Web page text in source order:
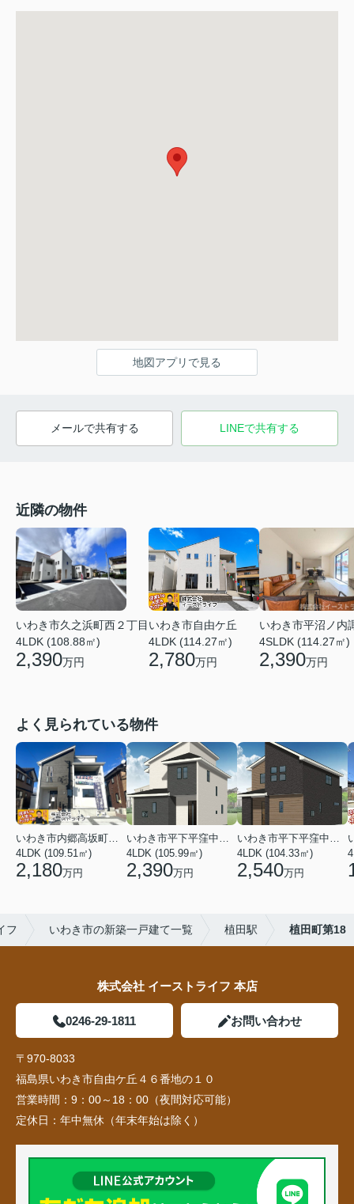
地図アプリで見る
メールで共有する LINEで共有する
近隣の物件
いわき市久之浜町西２丁目
4LDK (108.88㎡)
2,390万円
いわき市自由ケ丘
4LDK (114.27㎡)
2,780万円
いわき市平沼ノ内
4SLDK (114.27㎡)
2,390万円
よく見られている物件
いわき市内郷高坂町２丁目
4LDK (109.51㎡)
2,180万円
いわき市平下平窪中島町
4LDK (105.99㎡)
2,390万円
いわき市平下平窪中島町
4LDK (104.33㎡)
2,540万円
フ いわき市の新築一戸建て一覧 植田駅 植田町第18
株式会社 イーストライフ 本店
0246-29-1811 お問い合わせ
〒970-8033
福島県いわき市自由ケ丘４６番地の１０
営業時間： 9：00～18：00（夜間対応可能）
定休日： 年中無休（年末年始は除く）